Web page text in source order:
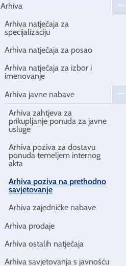
Arhiva
Arhiva natječaja za
specijalizaciju
Arhiva natječaja za posao
Arhiva natječaja za izbor i
imenovanje
Arhiva javne nabave
Arhiva zahtjeva za
prikupljanje ponuda za javne
usluge
Arhiva poziva za dostavu
ponuda temeljem internog
akta
Arhiva poziva na prethodno
savjetovanje
Arhiva zajedničke nabave
Arhiva prodaje
Arhiva ostalih natječaja
Arhiva savjetovanja s javnošću